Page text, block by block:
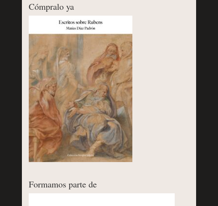
Cómpralo ya
Formamos parte de